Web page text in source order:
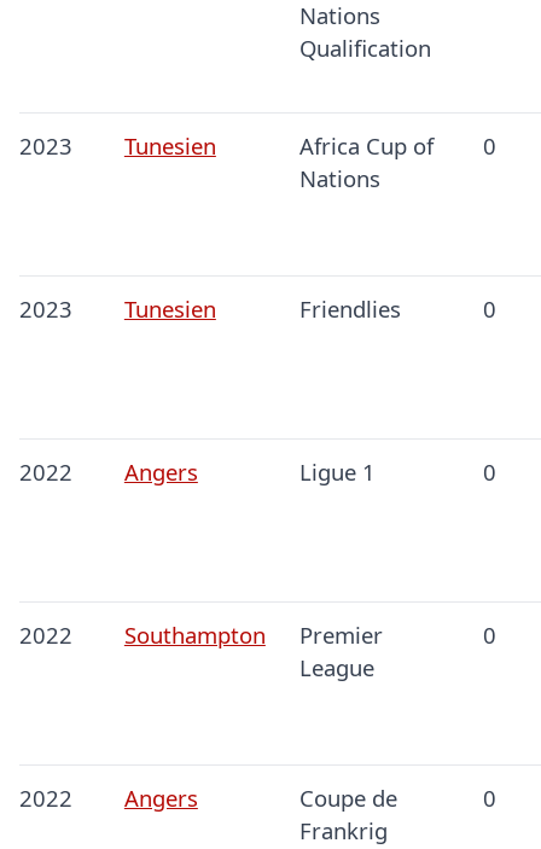
Nations
Qualification
2023 Tunesien
Africa Cup of
Nations
0
2023 Tunesien Friendlies 0
2022 Angers Ligue 1 0
2022 Southampton
Premier
League
0
2022 Angers
Coupe de
Frankrig
0